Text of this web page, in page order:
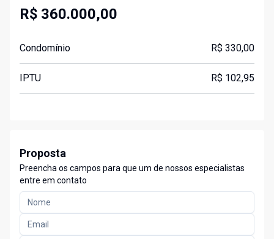
R$ 360.000,00
Condomínio R$ 330,00
IPTU R$ 102,95
Proposta
Preencha os campos para que um de nossos especialistas
entre em contato